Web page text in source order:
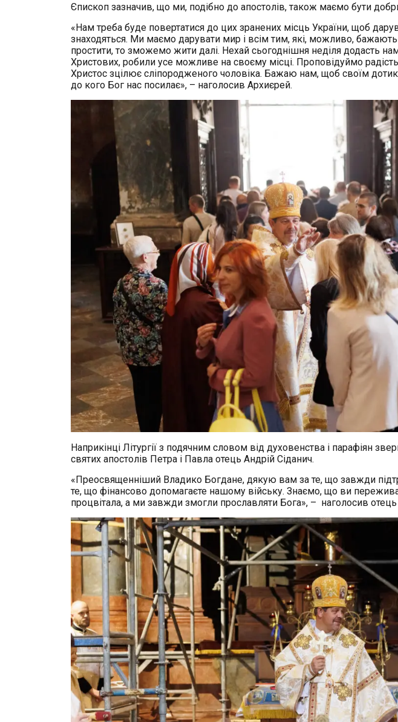
Єпископ зазначив, що ми, подібно до апостолів, також маємо бути
«Нам треба буде повертатися до цих зранених місць України, щоб
знаходяться. Ми маємо дарувати мир і всім тим, які, можливо,
простити, то зможемо жити далі. Нехай сьогоднішня неділя додасть
Христових, робили усе можливе на своєму місці. Проповідуймо
Христос зцілює сліпородженого чоловіка. Бажаю нам, щоб своїм
до кого Бог нас посилає», – наголосив Архиєрей.
Наприкінці Літургії з подячним словом від духовенства і парафіян
святих апостолів Петра і Павла отець Андрій Сіданич.
«Преосвященніший Владико Богдане, дякую вам за те, що завжди
те, що фінансово допомагаєте нашому війську. Знаємо, що ви
процвітала, а ми завжди змогли прославляти Бога», – наголосив отець